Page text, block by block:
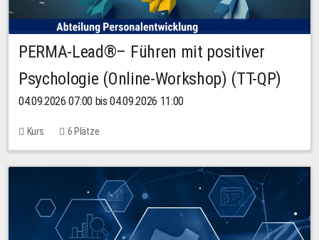
PERMA-Lead®– Führen mit positiver
Psychologie (Online-Workshop) (TT-QP)
04.09.2026 07:00 bis 04.09.2026 11:00
Kurs 6 Plätze